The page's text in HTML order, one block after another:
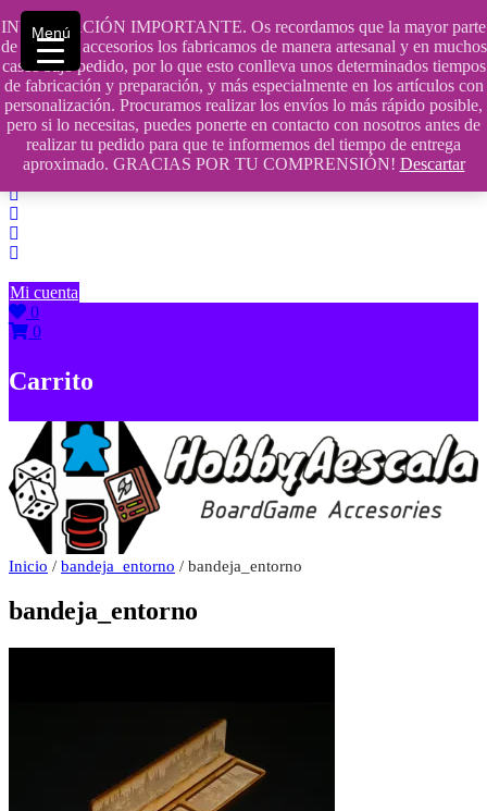
INFORMACIÓN IMPORTANTE. Os recordamos que la mayor parte
de nuestros accesorios los fabricamos de manera artesanal y en muchos
casos bajo pedido, por lo que esto conlleva unos determinados tiempos
de fabricación y preparación, y más especialmente en los artículos con
personalización. Procuramos realizar los envíos lo más rápido posible,
pero si lo necesitas, puedes ponerte en contacto con nosotros antes de
realizar tu pedido para que te informemos del tiempo de entrega
aproximado. GRACIAS POR TU COMPRENSIÓN! Descartar
Saltar
contenido
609241475 SOLO DE 10:00 a 14:00
info@hobbyaescala.com
San Fernando de Henares
10:00 - 14:00
Mi cuenta
0
0
Carrito
Inicio / bandeja_entorno / bandeja_entorno
bandeja_entorno
Menú